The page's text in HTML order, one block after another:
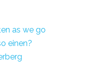
as we go
einen?